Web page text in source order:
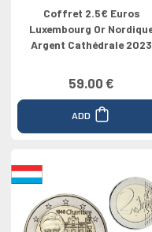
Coffret 2.5€ Euros
Luxembourg Or
Argent Cathédrale 2023
59.00 €
ADD